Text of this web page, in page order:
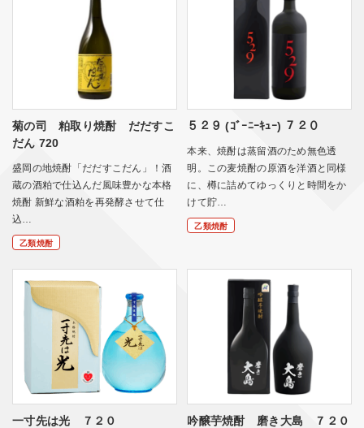
菊の司 粕取り焼酎 だだすこ
だん 720
盛岡の地焼酎「だだすこだん」！酒
蔵の酒粕で仕込んだ風味豊かな本格
焼酎 新鮮な酒粕を再発酵させて仕
込…
乙類焼酎
５２９ (ｺﾞｰﾆｰｷｭｰ) ７２０
本来、焼酎は蒸留酒のため無色透
明。この麦焼酎の原酒を洋酒と同様
に、樽に詰めてゆっくりと時間をか
けて貯…
乙類焼酎
一寸先は光 ７２０
吟醸芋焼酎 磨き大島 ７２０